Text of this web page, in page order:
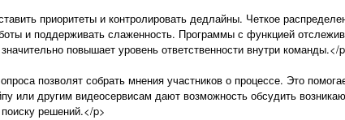
приоритеты и контролировать дедлайны. Четкое
и поддерживать слаженность. Программы с функцией
повышает уровень ответственности внутри команды.</
позволят собрать мнения участников о процессе. Это
или другим видеосервисам дают возможность обсудить
решений.</p>